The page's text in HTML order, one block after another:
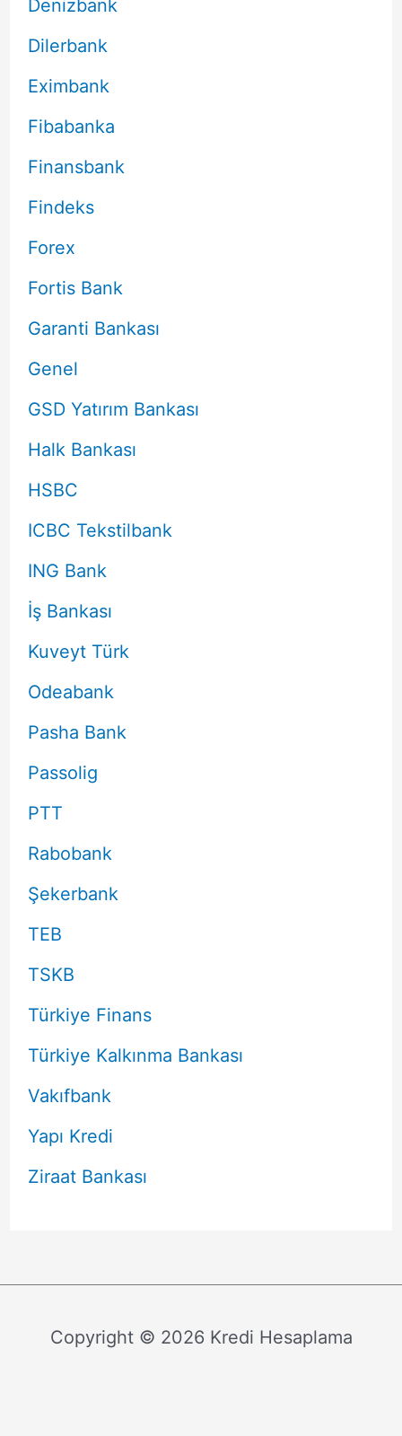
Denizbank
Dilerbank
Eximbank
Fibabanka
Finansbank
Findeks
Forex
Fortis Bank
Garanti Bankası
Genel
GSD Yatırım Bankası
Halk Bankası
HSBC
ICBC Tekstilbank
ING Bank
İş Bankası
Kuveyt Türk
Odeabank
Pasha Bank
Passolig
PTT
Rabobank
Şekerbank
TEB
TSKB
Türkiye Finans
Türkiye Kalkınma Bankası
Vakıfbank
Yapı Kredi
Ziraat Bankası
Copyright © 2026 Kredi Hesaplama